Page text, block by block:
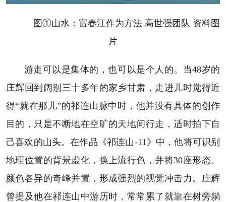
图①山水：富春江作为方法 高世强团队 资料图
片
游走可以是集体的，也可以是个人的。当48岁的
庄辉回到阔别三十多年的家乡甘肃，走进儿时觉得近
得“就在那儿”的祁连山脉中时，他并没有具体的创作
目的，只是不断地在空旷的天地间行走，适时拍下自
己喜欢的山头。在作品《祁连山-11》中，他将可识别
地理位置的背景虚化，换上流行色，并将30座形态、
颜色各异的奇峰并置，形成强烈的视觉冲击力。庄辉
曾提及他在祁连山中游历时，常常累了就靠在树旁躺